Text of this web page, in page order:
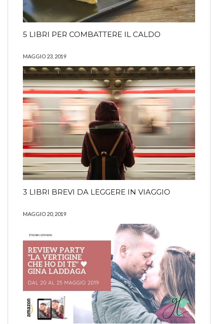
5 LIBRI PER COMBATTERE IL CALDO
MAGGIO 23, 2019
3 LIBRI BREVI DA LEGGERE IN VIAGGIO
MAGGIO 20, 2019